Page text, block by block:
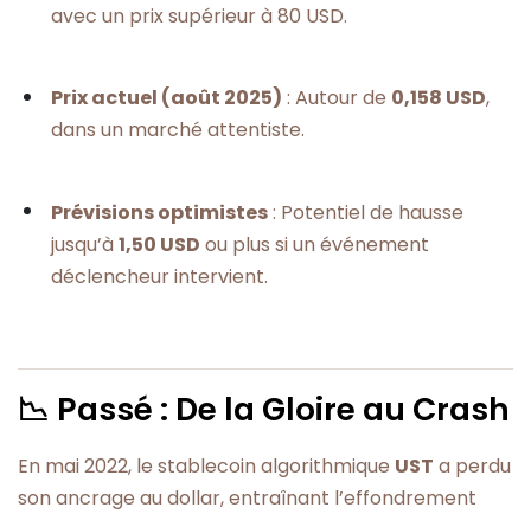
avec un prix supérieur à 80 USD.
Prix actuel (août 2025) : Autour de 0,158 USD,
dans un marché attentiste.
Prévisions optimistes: Potentiel de hausse
jusqu’à 1,50 USD ou plus si un événement
déclencheur intervient.
📉 Passé : De la Gloire au Crash
En mai 2022, le stablecoin algorithmique UST a perdu
son ancrage au dollar, entraînant l’effondrement